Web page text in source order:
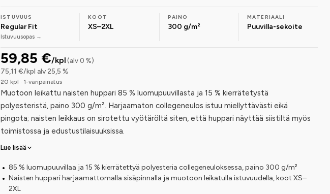
ISTUVUUS
Regular Fit
Istuvuusopas →
KOOT
XS–2XL
PAINO
300 g/m²
MATERIAALI
Puuvilla-sekoite
59,85 €/kpl (alv 0 %)
75,11 €/kpl alv 25,5 %
20 kpl · 1-väripainatus
Muotoon leikattu naisten huppari 85 % luomupuuvillasta ja 15 % kierrätetystä
polyesteristä, paino 300 g/m². Harjaamaton collegeneulos istuu miellyttävästi eikä
pingota; naisten leikkaus on sirotettu vyötäröltä siten, että huppari näyttää siistiltä myös
toimistossa ja edustustilaisuuksissa.
Lue lisää
85 % luomupuuvillaa ja 15 % kierrätettyä polyesteria collegeneuloksessa, paino 300 g/m²
Naisten huppari harjaamattomalla sisäpinnalla ja muotoon leikatulla istuvuudella, koot XS–
2XL